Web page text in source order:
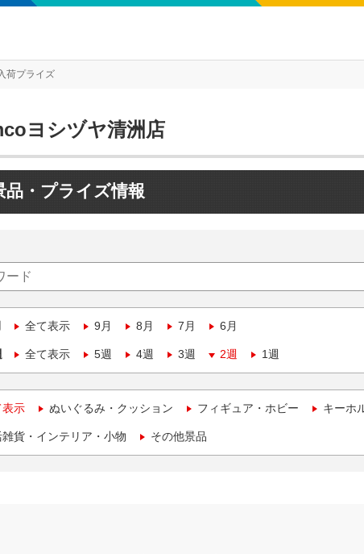
荷プライズ
ヨシヅヤ清洲店
品・プライズ情報
全て表示 9月 8月 7月 6月
全て表示 5週 4週 3週 2週 1週
表示 ぬいぐるみ・クッション フィギュア・ホビー キーホ
貨・インテリア・小物 その他景品